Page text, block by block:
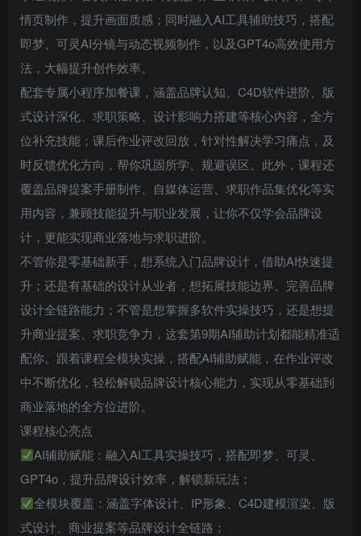
情页制作，提升画面质感；同时融入AI工具辅助技巧，搭配
即梦、可灵AI分镜与动态视频制作，以及GPT4o高效使用方
法，大幅提升创作效率。
配套专属小程序加餐课，涵盖品牌认知、C4D软件进阶、版
式设计深化、求职策略、设计影响力搭建等核心内容，全方
位补充技能；课后作业评改回放，针对性解决学习痛点，及
时反馈优化方向，帮你巩固所学、规避误区。此外，课程还
覆盖品牌提案手册制作、自媒体运营、求职作品集优化等实
用内容，兼顾技能提升与职业发展，让你不仅学会品牌设
计，更能实现商业落地与求职进阶。
不管你是零基础新手，想系统入门品牌设计，借助AI快速提
升；还是有基础的设计从业者，想拓展技能边界、完善品牌
设计全链路能力；不管是想掌握多软件实操技巧，还是想提
升商业提案、求职竞争力，这套第9期AI辅助计划都能精准适
配你。跟着课程全模块实操，搭配AI辅助赋能，在作业评改
中不断优化，轻松解锁品牌设计核心能力，实现从零基础到
商业落地的全方位进阶。
课程核心亮点
AI辅助赋能：融入AI工具实操技巧，搭配即梦、可灵、
GPT4o，提升品牌设计效率，解锁新玩法；
全模块覆盖：涵盖字体设计、IP形象、C4D建模渲染、版
式设计、商业提案等品牌设计全链路；